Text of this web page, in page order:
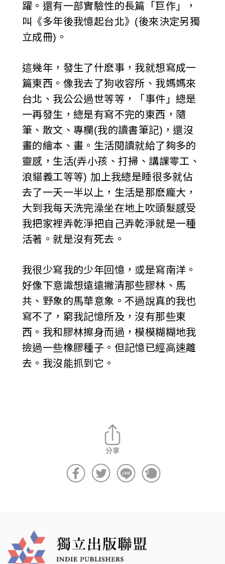
躍。還有一部實驗性的長篇「巨作」，
叫《多年後我憶起台北》(後來決定另獨
立成冊)。
這幾年，發生了什麽事，我就想寫成一
篇東西。像我去了狗收容所、我媽媽來
台北、我公公過世等等，「事件」總是
一再發生，總是有寫不完的東西，隨
筆、散文、專欄(我的讀書筆記)，還沒
畫的繪本、畫。生活閱讀就給了夠多的
靈感，生活(弄小孩、打掃、講課零工、
浪貓義工等等) 加上我總是睡很多就佔
去了一天一半以上，生活是那麽龐大，
大到我每天洗完澡坐在地上吹頭髮感受
我把家裡弄乾淨把自己弄乾淨就是一種
活著。就是沒有死去。
我很少寫我的少年回憶，或是寫南洋。
好像下意識想遠遠撇清那些膠林、馬
共、野象的馬華意象。不過說真的我也
寫不了，窮我記憶所及，沒有那些東
西。我和膠林擦身而過，模模糊糊地我
撿過一些橡膠種子。但記憶已經高速離
去。我沒能抓到它。